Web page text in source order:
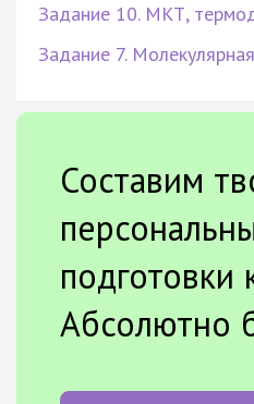
Задание 10. МКТ,
Задание 7.
Составим
подготовки
Абсолютно